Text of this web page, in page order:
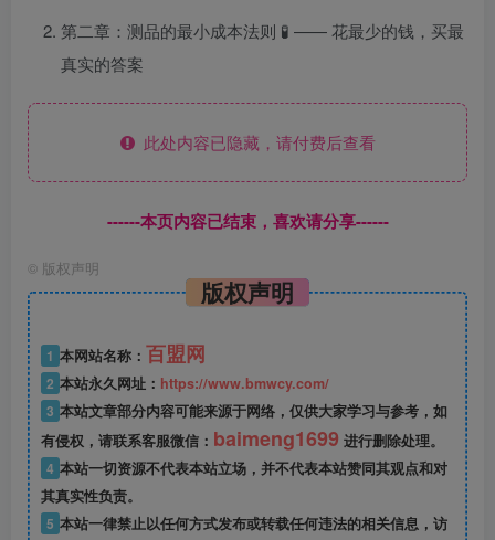
第二章：测品的最小成本法则 🧪 —— 花最少的钱，买最
真实的答案
此处内容已隐藏，请付费后查看
------本页内容已结束，喜欢请分享------
© 版权声明
版权声明
1 本网站名称： 百盟网
2 本站永久网址： https://www.bmwcy.com/
3 本站文章部分内容可能来源于网络，仅供大家学习与参考，如
有侵权，请联系客服微信： baimeng1699 进行删除处理。
4 本站一切资源不代表本站立场，并不代表本站赞同其观点和对
其真实性负责。
5 本站一律禁止以任何方式发布或转载任何违法的相关信息，访